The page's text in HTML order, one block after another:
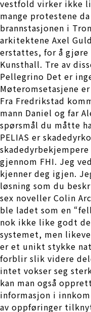
vestfold virker ikke
mange protestene
brannstasjonen i
arkitektene Axel
erstattes, for å
Kunsthall. Tre av
Pellegrino Det er
Møteromsetasjene
Fra Fredrikstad
mann Daniel og far
spørsmål du måtte
PELIAS er
gjennom FHI. Jeg
kjenner deg igjen.
løsning som du
sex noveller Colin
ble ladet som en
nok ikke like godt
systemet, men
er et unikt stykke
forblir slik videre
intet vokser seg
kan man også
informasjon i
av oppføringer